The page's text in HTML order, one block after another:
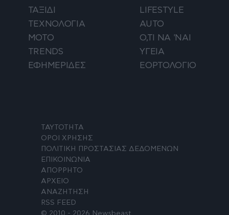
ΤΑΞΙΔΙ
LIFESTYLE
ΤΕΧΝΟΛΟΓΙΑ
AUTO
ΜΟΤΟ
Ο,ΤΙ ΝΑ 'ΝΑΙ
TRENDS
ΥΓΕΙΑ
ΕΦΗΜΕΡΙΔΕΣ
ΕΟΡΤΟΛΟΓΙΟ
ΤΑΥΤΟΤΗΤΑ
ΟΡΟΙ ΧΡΗΣΗΣ
ΠΟΛΙΤΙΚΗ ΠΡΟΣΤΑΣΙΑΣ ΔΕΔΟΜΕΝΩΝ
ΕΠΙΚΟΙΝΩΝΙΑ
ΑΠΟΡΡΗΤΟ
ΑΡΧΕΙΟ
ΑΝΑΖΗΤΗΣΗ
RSS FEED
© 2010 - 2026 Newsbeast